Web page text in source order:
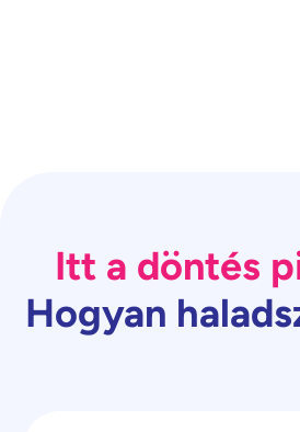
Itt a döntés
Hogyan